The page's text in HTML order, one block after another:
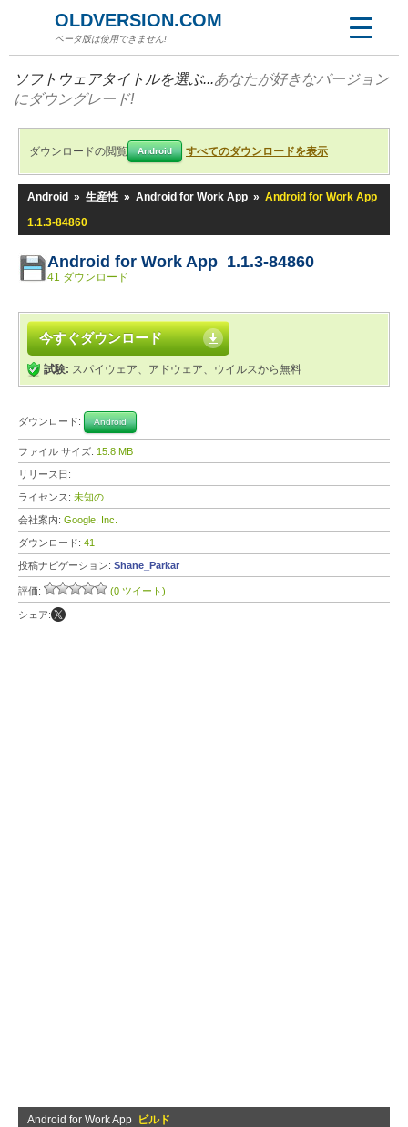
OLDVERSION.COM
ベータ版は使用できません!
ソフトウェアタイトルを選ぶ...あなたが好きなバージョン
にダウングレード!
ダウンロードの閲覧 Android すべてのダウンロードを表示
Android » 生産性 » Android for Work App » Android for Work App
1.1.3-84860
Android for Work App 1.1.3-84860
41 ダウンロード
今すぐダウンロード
試験: スパイウェア、アドウェア、ウイルスから無料
ダウンロード: Android
ファイル サイズ: 15.8 MB
リリース日:
ライセンス: 未知の
会社案内: Google, Inc.
ダウンロード: 41
投稿ナビゲーション: Shane_Parkar
評価: (0 ツイート)
シェア:
Android for Work App ビルド